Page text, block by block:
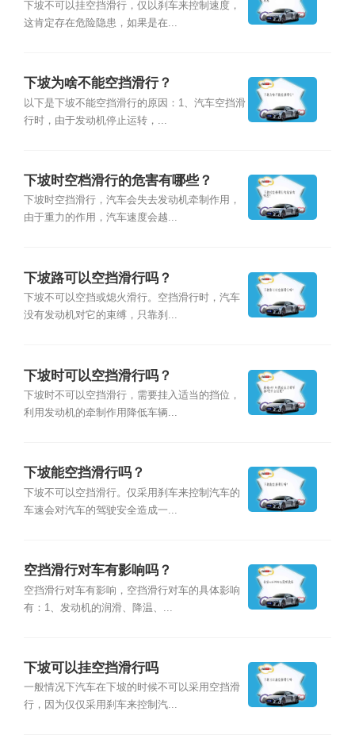
下坡不可以挂空挡滑行，仅以刹车来控制速度，
这肯定存在危险隐患，如果是在...
下坡为啥不能空挡滑行？
以下是下坡不能空挡滑行的原因：1、汽车空挡滑
行时，由于发动机停止运转，...
下坡时空档滑行的危害有哪些？
下坡时空挡滑行，汽车会失去发动机牵制作用，
由于重力的作用，汽车速度会越...
下坡路可以空挡滑行吗？
下坡不可以空挡或熄火滑行。空挡滑行时，汽车
没有发动机对它的束缚，只靠刹...
下坡时可以空挡滑行吗？
下坡时不可以空挡滑行，需要挂入适当的挡位，
利用发动机的牵制作用降低车辆...
下坡能空挡滑行吗？
下坡不可以空挡滑行。仅采用刹车来控制汽车的
车速会对汽车的驾驶安全造成一...
空挡滑行对车有影响吗？
空挡滑行对车有影响，空挡滑行对车的具体影响
有：1、发动机的润滑、降温、...
下坡可以挂空挡滑行吗
一般情况下汽车在下坡的时候不可以采用空挡滑
行，因为仅仅采用刹车来控制汽...